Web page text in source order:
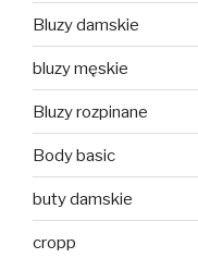
Bluzy damskie
bluzy męskie
Bluzy rozpinane
Body basic
buty damskie
cropp